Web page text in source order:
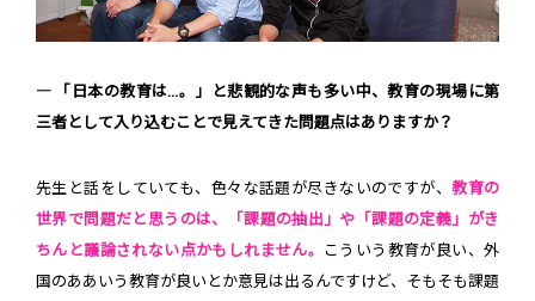
― 「日本の教育は...。」と悲観的な声も多い中、教育の現場に第
三者として入り込むことで見えてきた問題点はありますか？
先生と話をしていても、色々な話題が尽きないのですが、教育の
世界で問題だと思うのは、「課題の抽出」や「課題の定義」がき
ちんと議論されない点かもしれません。
こういう教育が良い、外
国のああいう教育が良いとか意見は出るんですけど、そもそも課題